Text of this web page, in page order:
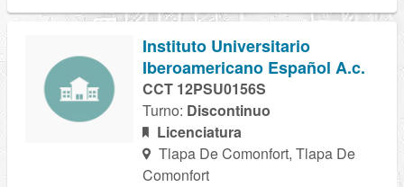
Instituto Universitario
Iberoamericano Español A.c.
CCT 12PSU0156S
Turno: Discontinuo
Licenciatura
Tlapa De Comonfort, Tlapa De
Comonfort